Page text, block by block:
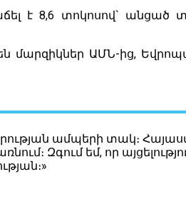
է 8,6 տոկոսով` անցած
մարզիկներ ԱՄՆ-ից,
ամպերի տակ։
Զգում եմ, որ